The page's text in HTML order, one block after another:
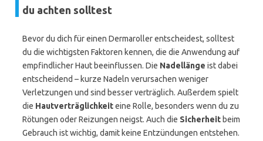
du achten solltest
Bevor du dich für einen Dermaroller entscheidest, solltest
du die wichtigsten Faktoren kennen, die die Anwendung auf
empfindlicher Haut beeinflussen. Die Nadellänge ist dabei
entscheidend – kurze Nadeln verursachen weniger
Verletzungen und sind besser verträglich. Außerdem spielt
die Hautverträglichkeiteine Rolle, besonders wenn du zu
Rötungen oder Reizungen neigst. Auch die Sicherheit beim
Gebrauch ist wichtig, damit keine Entzündungen entstehen.